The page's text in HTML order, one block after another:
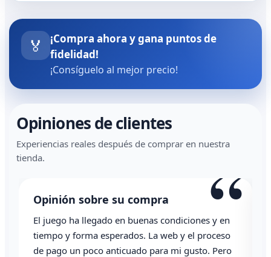
🏅
¡Compra ahora y gana puntos de
fidelidad!
¡Consíguelo al mejor precio!
Opiniones de clientes
Experiencias reales después de comprar en nuestra
tienda.
“
Opinión sobre su compra
El juego ha llegado en buenas condiciones y en
tiempo y forma esperados. La web y el proceso
de pago un poco anticuado para mi gusto. Pero